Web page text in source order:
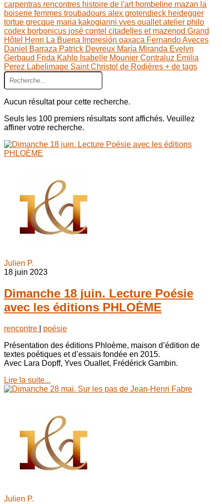
carpentras rencontres histoire de l'art hombeline mazan la
boiserie femmes troubadours alex grotendieck heidegger
tortue grecque maria kakogianni yves oualletatelier philo
codex borbonicus josé contel citadelles et mazenod Grand
Hôtel Henri La Buena Impresión oaxaca Fernando Aveces
Daniel Barraza Patrick Devreux María Miranda Evelyn
Gerbaud Frida Kahlo Isabelle Mounier Contraluz Emilia
Perez Labelimage Saint Christol de Rodières + de tags
Aucun résultat pour cette recherche.
Seuls les 100 premiers résultats sont affichés. Veuillez
affiner votre recherche.
Julien P.
18 juin 2023
Dimanche 18 juin. Lecture Poésie
avec les éditions PHLOÈME
rencontre
poésie
Présentation des éditions Phloème, maison d’édition de
textes poétiques et d’essais fondée en 2015.
Avec Lara Dopff, Yves Ouallet, Frédérick Gambin.
Lire la suite...
Julien P.